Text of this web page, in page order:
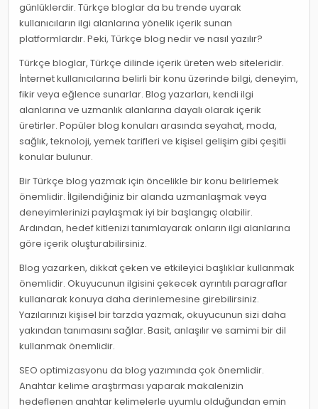
günlüklerdir. Türkçe bloglar da bu trende uyarak
kullanıcıların ilgi alanlarına yönelik içerik sunan
platformlardır. Peki, Türkçe blog nedir ve nasıl yazılır?
Türkçe bloglar, Türkçe dilinde içerik üreten web siteleridir.
İnternet kullanıcılarına belirli bir konu üzerinde bilgi, deneyim,
fikir veya eğlence sunarlar. Blog yazarları, kendi ilgi
alanlarına ve uzmanlık alanlarına dayalı olarak içerik
üretirler. Popüler blog konuları arasında seyahat, moda,
sağlık, teknoloji, yemek tarifleri ve kişisel gelişim gibi çeşitli
konular bulunur.
Bir Türkçe blog yazmak için öncelikle bir konu belirlemek
önemlidir. İlgilendiğiniz bir alanda uzmanlaşmak veya
deneyimlerinizi paylaşmak iyi bir başlangıç olabilir.
Ardından, hedef kitlenizi tanımlayarak onların ilgi alanlarına
göre içerik oluşturabilirsiniz.
Blog yazarken, dikkat çeken ve etkileyici başlıklar kullanmak
önemlidir. Okuyucunun ilgisini çekecek ayrıntılı paragraflar
kullanarak konuya daha derinlemesine girebilirsiniz.
Yazılarınızı kişisel bir tarzda yazmak, okuyucunun sizi daha
yakından tanımasını sağlar. Basit, anlaşılır ve samimi bir dil
kullanmak önemlidir.
SEO optimizasyonu da blog yazımında çok önemlidir.
Anahtar kelime araştırması yaparak makalenizin
hedeflenen anahtar kelimelerle uyumlu olduğundan emin